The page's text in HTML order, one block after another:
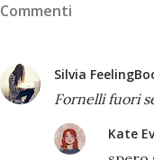
Commenti
Silvia
Fornelli fuori
Kate